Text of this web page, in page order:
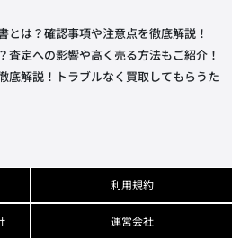
とは？確認事項や注意点を徹底解説！
査定への影響や高く売る方法もご紹介！
底解説！トラブルなく買取してもらうた
利用規約
運営会社